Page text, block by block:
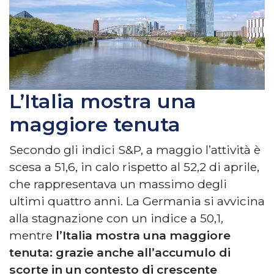
L’Italia mostra una
maggiore tenuta
Secondo gli indici S&P, a maggio l’attività è
scesa a 51,6, in calo rispetto al 52,2 di aprile,
che rappresentava un massimo degli
ultimi quattro anni. La Germania si avvicina
alla stagnazione con un indice a 50,1,
mentre l’Italia mostra una maggiore
tenuta: grazie anche all’accumulo di
scorte in un contesto di crescente